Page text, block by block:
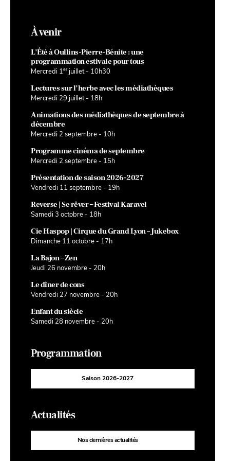
À venir
L’Été à Oullins-Pierre-Bénite : une
programmation estivale pour tous
Mercredi 1er juillet - 10h30
Lectures sur l’herbe avec les médiathèques
Mercredi 29 juillet - 18h
Animations des médiathèques de septembre à
décembre
Mercredi 2 septembre - 10h
Programme cinéma de septembre
Mercredi 2 septembre - 15h
Présentation de saison 2026-2027
Vendredi 11 septembre - 19h
Reverse | Se rêver – Festival Karavel
Samedi 3 octobre - 18h
Cie Haspop | Cirque du Grand Lyon – Jukebox
Dimanche 11 octobre - 17h
La Bajon – Zen
Jeudi 26 novembre - 20h
Le dîner de cons
Vendredi 27 novembre - 20h
Enfant du siècle
Samedi 28 novembre - 20h
Programmation
Saison 2026-2027
Actualités
Nos dernières actualités